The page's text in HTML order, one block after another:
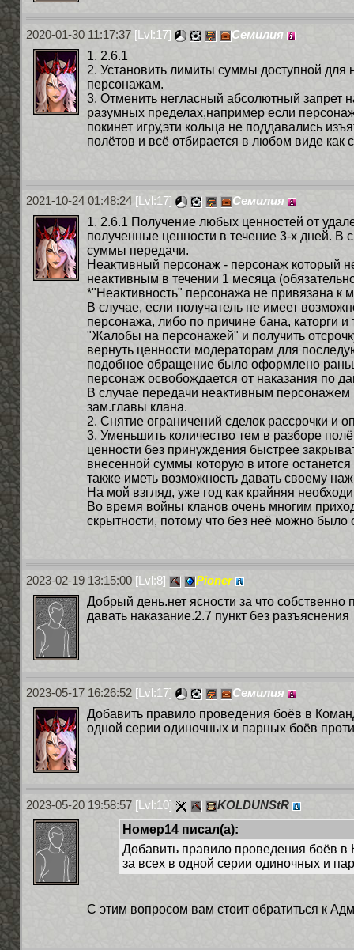
2020-01-30 11:17:37[Lvl:17]
Семилия
1. 2.6.1
2. Установить лимиты суммы доступной
персонажам.
3. Отменить негласный абсолютный запрет
разумных пределах,например если
покинет игру,эти кольца не поддавались
полётов и всё отбирается в любом виде как
2021-10-24 01:48:24[Lvl:17]
Семилия
1. 2.6.1 Получение любых ценностей от
полученные ценности в течение 3-х дней.
суммы передачи.
Неактивный персонаж - персонаж который
неактивным в течении 1 месяца
*"Неактивность" персонажа не привязана к
В случае, если получатель не имеет
персонажа, либо по причине бана, каторги
"Жалобы на персонажей" и получить
вернуть ценности модераторам для
подобное обращение было оформлено
персонаж освобождается от наказания по
В случае передачи неактивным персонажем
зам.главы клана.
2. Снятие ограничений сделок рассрочки и
3. Уменьшить количество тем в разборе
ценности без принуждения быстрее
внесенной суммы которую в итоге
также иметь возможность давать своему
На мой взгляд, уже год как крайняя
Во время войны кланов очень многим
скрытности, потому что без неё можно было
2023-02-19 13:15:00[Lvl:8]
Pioner
Добрый день.нет ясности за что
давать наказание.2.7 пункт без разъяснения
2023-05-17 16:26:52[Lvl:17]
Семилия
Добавить правило проведения боёв в
одной серии одиночных и парных боёв
2023-05-20 19:58:57[Lvl:10]
KOLDUNStR
Номер14 писал(а):
Добавить правило проведения боёв
за всех в одной серии одиночных и
С этим вопросом вам стоит обратиться к